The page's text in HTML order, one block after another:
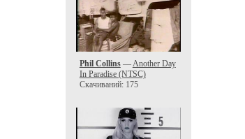
Phil Collins— Another Day
In Paradise (NTSC)
Скачиваний: 175